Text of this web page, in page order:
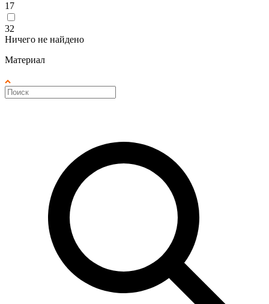
17
32
Ничего не найдено
Материал